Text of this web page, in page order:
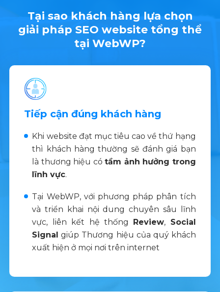
Tại sao khách hàng lựa chọn
giải pháp SEO website tổng thể
tại WebWP?
Tiếp cận đúng khách hàng
Khi website đạt mục tiêu cao về thứ hạng
thì khách hàng thường sẽ đánh giá bạn
là thương hiệu cótầm ảnh hưởng trong
lĩnh vực.
Tại WebWP, với phương pháp phân tích
và triển khai nội dung chuyên sâu lĩnh
vực, liên kết hệ thống Review, Social
Signal giúp Thương hiệu của quý khách
xuất hiện ở mọi nơi trên internet